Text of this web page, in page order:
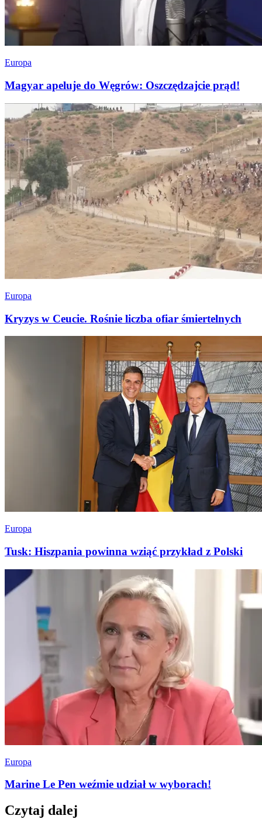
Europa
Magyar apeluje do Węgrów: Oszczędzajcie prąd!
Europa
Kryzys w Ceucie. Rośnie liczba ofiar śmiertelnych
Europa
Tusk: Hiszpania powinna wziąć przykład z Polski
Europa
Marine Le Pen weźmie udział w wyborach!
Czytaj dalej